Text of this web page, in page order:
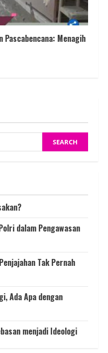
Pascabencana: Menagih
SEARCH
dalam Pengawasan
Tak Pernah
Ada Apa dengan
menjadi Ideologi